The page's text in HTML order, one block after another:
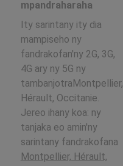
mpandraharaha
Ity sarintany ity dia
mampiseho ny
fandrakofan'ny 2G, 3G,
4G ary ny 5G ny
tambanjotraMontpellier,
Hérault, Occitanie.
Jereo ihany koa: ny
tanjaka eo amin'ny
sarintany fandrakofana
Montpellier, Hérault,